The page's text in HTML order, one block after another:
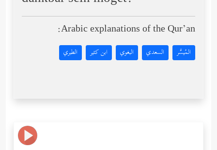
Arabic explanations of the Qur’an:
المُيسَّر السعدي البغوي ابن كثير الطبري